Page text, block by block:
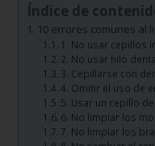
Índice de
10 errores comunes al
1. No usar cepillos
2. No usar hilo
3. Cepillarse con
4. Omitir el uso de
5. Usar un cepillo
6. No limpiar los
7. No limpiar los